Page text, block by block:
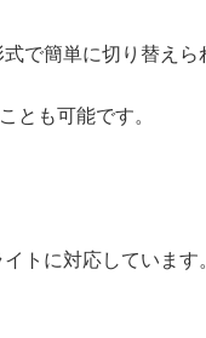
で簡単に切り替えら
とも可能です。
トに対応しています